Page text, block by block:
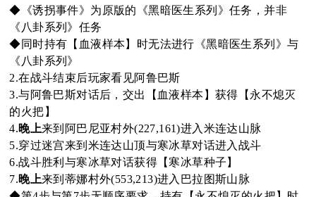
rd
◆《诱拐事件》为原版的《黑暗医生系列》任务，并非
《八卦系列》任务
◆同时持有【血液样本】时无法进行《黑暗医生系列》与
《八卦系列》
2.在战斗结束后玩家看见阿鲁巴斯
3.与阿鲁巴斯对话后，交出【血液样本】获得【永不熄灭
的火把】
4.晚上来到阿巴尼亚村外(227,161)进入米连达山脉
5.穿过迷宫来到米连达山顶与寒冰草对话进入战斗
6.战斗胜利与寒冰草对话获得【寒冰草种子】
7.晚上来到蒂娜村外(553,213)进入巴拉图斯山脉